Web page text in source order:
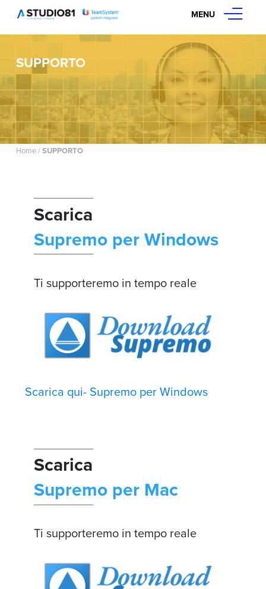
MENU
SUPPORTO
Home/SUPPORTO
Scarica
Supremo per Windows
Ti supporteremo in tempo reale
Scarica qui- Supremo per Windows
Scarica
Supremo per Mac
Ti supporteremo in tempo reale